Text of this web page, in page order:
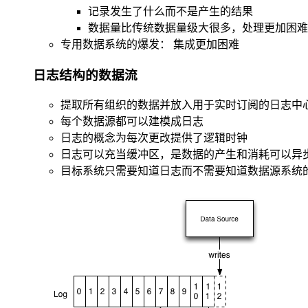
记录发生了什么而不是产生的结果
数据量比传统数据量级大很多，处理更加困难
专用数据系统的爆发： 集成更加困难
日志结构的数据流
提取所有组织的数据并放入用于实时订阅的日志中
每个数据源都可以建模成日志
日志的概念为每次更改提供了逻辑时钟
日志可以充当缓冲区，是数据的产生和消耗可以异
目标系统只需要知道日志而不需要知道数据源系统